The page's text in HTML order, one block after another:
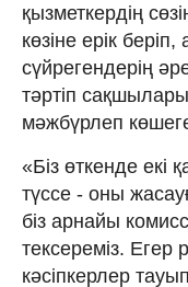
қызметкердің
көзіне ерік
сүйрегендерің
тәртіп сақшылары
мәжбүрлеп
«Біз өткенде екі
түссе - оны
біз арнайы
тексереміз. Егер
кәсіпкерлер